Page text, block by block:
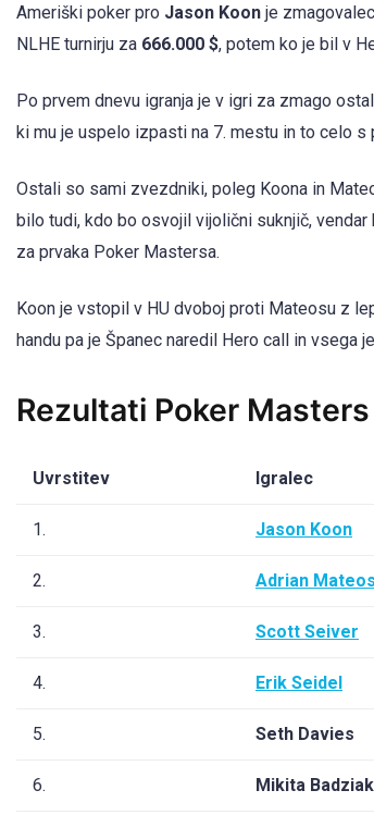
Ameriški poker pro Jason Koon je
NLHE turnirju za 666.000 $, potem ko je bil v
Po prvem dnevu igranja je v igri za zmago
ki mu je uspelo izpasti na 7. mestu in to celo s
Ostali so sami zvezdniki, poleg Koona in
bilo tudi, kdo bo osvojil vijolični suknjič,
za prvaka Poker Mastersa.
Koon je vstopil v HU dvoboj proti Mateosu z
handu pa je Španec naredil Hero call in vsega
Rezultati Poker
Uvrstitev Igralec
1. Jason Koon
2. Adrian Mateos
3. Scott Seiver
4. Erik Seidel
5. Seth Davies
6. Mikita